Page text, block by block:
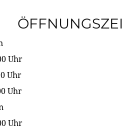
Uhr
Uhr
Uhr
Uhr